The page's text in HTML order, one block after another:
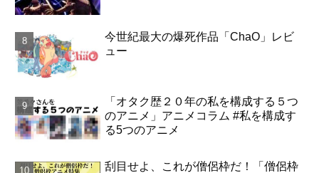
今世紀最大の爆死作品「ChaO」レビ
ュー
「オタク歴２０年の私を構成する５つ
のアニメ」アニメコラム #私を構成す
る5つのアニメ
刮目せよ、これが僧侶枠だ！「僧侶枠